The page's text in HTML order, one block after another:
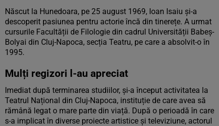
Născut la Hunedoara, pe 25 august 1969, Ioan Isaiu și-a
descoperit pasiunea pentru actorie încă din tinerețe. A urmat
cursurile Facultății de Filologie din cadrul Universității Babeș-
Bolyai din Cluj-Napoca, secția Teatru, pe care a absolvit-o în
1995.
Mulți regizori l-au apreciat
Imediat după terminarea studiilor, și-a început activitatea la
Teatrul Național din Cluj-Napoca, instituție de care avea să
rămână legat o mare parte din viață. După o perioadă în care
s-a implicat în diverse proiecte artistice și televiziune, actorul